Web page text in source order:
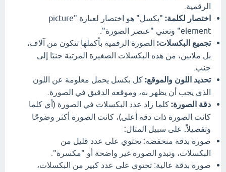
الرقمية.
اختصار لكلمة:
"بكسل" هو اختصار لعبارة "picture
element" وتعني "عنصر الصورة".
تجميع البكسلات: الصورة الرقمية بأكملها تتكون من آلاف،
بل ملايين، من هذه البكسلات الصغيرة المرتبة جنبًا إلى
جنب.
تحديد اللون والموقع: كل بكسل يحمل معلومة عن اللون
الذي يجب أن يظهر به، وموقعه الدقيق في الصورة.
دقة الصورة: كلما زاد عدد البكسلات في الصورة (أي كلما
كانت الصورة ذات دقة أعلى)، كانت الصورة أكثر وضوحًا
وتفصيلاً. على سبيل المثال:
صورة بدقة منخفضة: تحتوي على عدد قليل من
البكسلات، وتبدو الصورة غير واضحة أو "مكسرة".
صورة بدقة عالية: تحتوي على عدد كبير من البكسلات،